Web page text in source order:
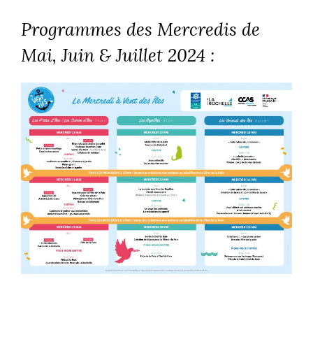
Programmes des Mercredis de
Mai, Juin & Juillet 2024 :